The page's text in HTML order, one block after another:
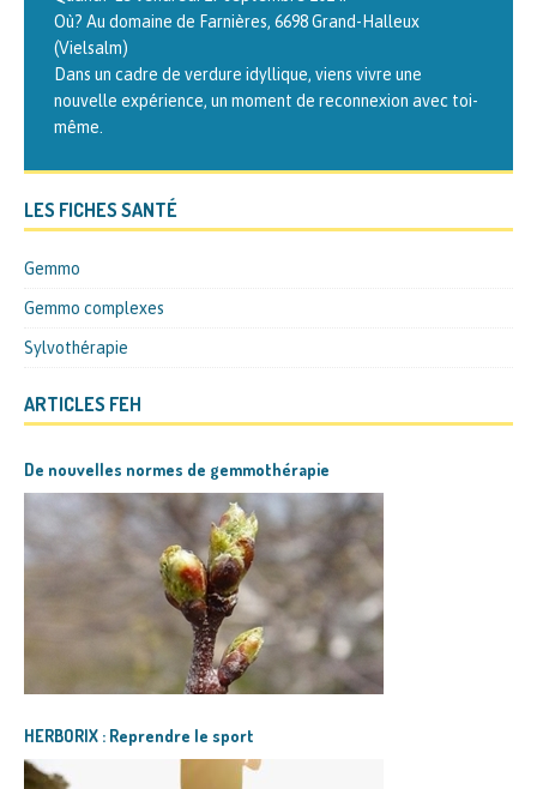
Où? Au domaine de Farnières, 6698 Grand-Halleux
(Vielsalm)
Dans un cadre de verdure idyllique, viens vivre une
nouvelle expérience, un moment de reconnexion avec toi-
même.
niveaux est animée par Philippe ANDRIANNE, auteur de
l’ouvrage « Traité de gemmothérapie. Thérapeutique par
les[…]
LES FICHES SANTÉ
Gemmo
Gemmo complexes
Sylvothérapie
ARTICLES FEH
De nouvelles normes de gemmothérapie
HERBORIX : Reprendre le sport